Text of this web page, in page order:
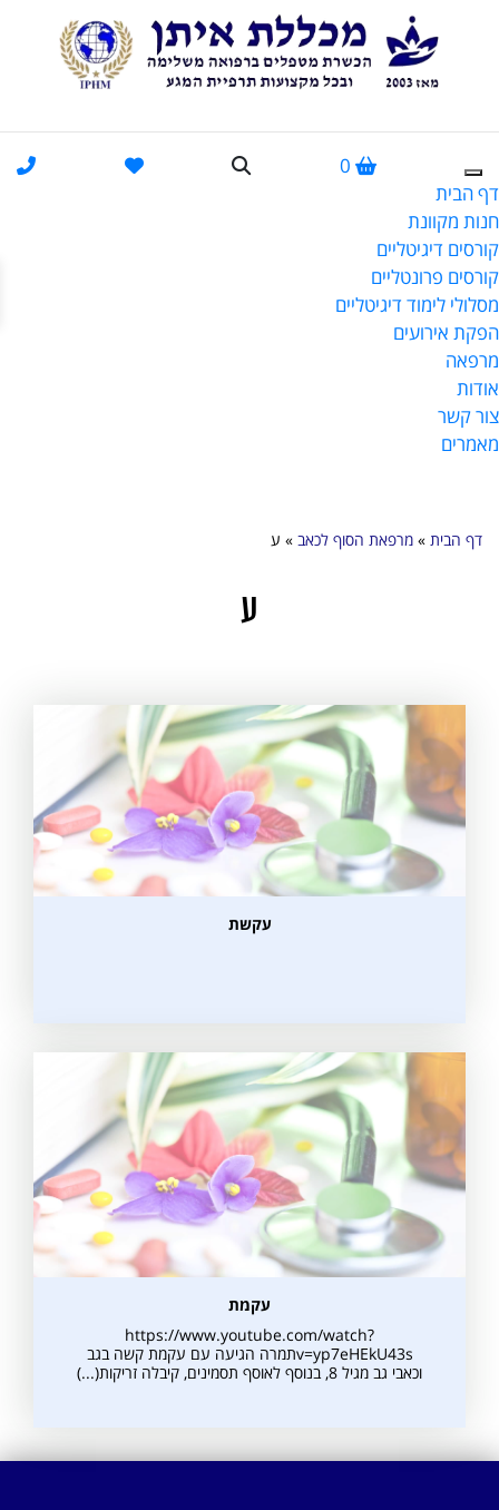
0
דף הבית
חנות מקוונת
קורסים דיגיטליים
קורסים פרונטליים
מסלולי לימוד דיגיטליים
הפקת אירועים
מרפאה
אודות
צור קשר
מאמרים
דף הבית » מרפאת הסוף לכאב » ע
ע
עקשת
עקמת
https://www.youtube.com/watch?
v=yp7eHEkU43sתמרה הגיעה עם עקמת קשה בגב
וכאבי גב מגיל 8, בנוסף לאוסף תסמינים, קיבלה זריקות(...)